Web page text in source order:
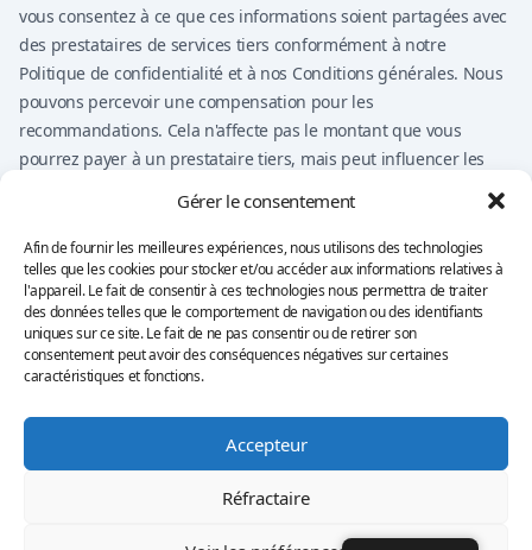
Gérer le consentement
Afin de fournir les meilleures expériences, nous utilisons des technologies
telles que les cookies pour stocker et/ou accéder aux informations relatives à
l'appareil. Le fait de consentir à ces technologies nous permettra de traiter
des données telles que le comportement de navigation ou des identifiants
uniques sur ce site. Le fait de ne pas consentir ou de retirer son
consentement peut avoir des conséquences négatives sur certaines
caractéristiques et fonctions.
Accepteur
Réfractaire
vous consentez à ce que ces informations soient partagées avec
des prestataires de services tiers conformément à notre
Politique de confidentialité et à nos Conditions générales. Nous
pouvons percevoir une compensation pour les
recommandations. Cela n'affecte pas le montant que vous
pourrez payer à un prestataire tiers, mais peut influencer les
Rien sur ce site web ne doit être considéré comme un conseil
financier, un conseil en investissement, un conseil juridique, un
conseil fiscal ou une recommandation d'acheter, vendre ou
échanger un produit financier. Vous restez seul responsable de
vos propres décisions.
Conditions générales d'utilisation
ImpressionClause de non-responsabilité
Politique en matière de cookies